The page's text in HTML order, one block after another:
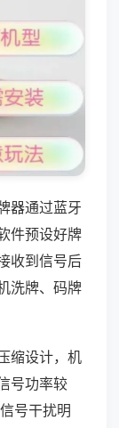
器通过蓝牙
件预设好牌
收到信号后
洗牌、码牌
缩设计，机
号功率较
号干扰明